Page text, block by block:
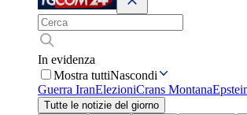
In evidenza
Mostra tuttiNascondi
Guerra IranElezioniCrans Montana
Tutte le notizie del giorno